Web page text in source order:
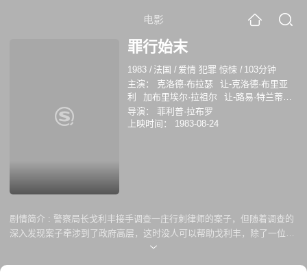
电影
罪行始末
1983 / 法国 / 爱情 犯罪 惊悚 / 103分钟
主演：
克洛德·布拉瑟
让-克洛德·布里亚
利
加布里埃尔·拉祖尔
让-路易·特兰蒂尼
昂
德欧·哈顿 雅克·达克米纳
希
Dominique Constanza
导演：
菲利普·拉布罗
上映时间：
1983-08-24
剧情简介 : 警察局长戈利丰接手调查一庄行刺律师的案子，但随着调查的
深入发现案子牵涉到了政府高层，这时没人可以帮助戈利丰，除了一位女